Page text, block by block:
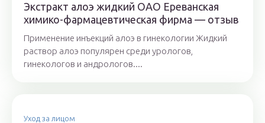
Экстракт алоэ жидкий ОАО Ереванская
химико-фармацевтическая фирма — отзыв
Применение инъекций алоэ в гинекологии Жидкий
раствор алоэ популярен среди урологов,
гинекологов и андрологов....
Уход за лицом